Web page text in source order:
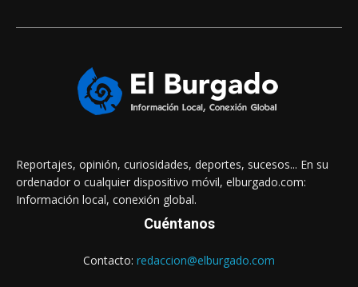
Reportajes, opinión, curiosidades, deportes, sucesos... En su
ordenador o cualquier dispositivo móvil, elburgado.com:
Información local, conexión global.
Cuéntanos
Contacto: redaccion@elburgado.com